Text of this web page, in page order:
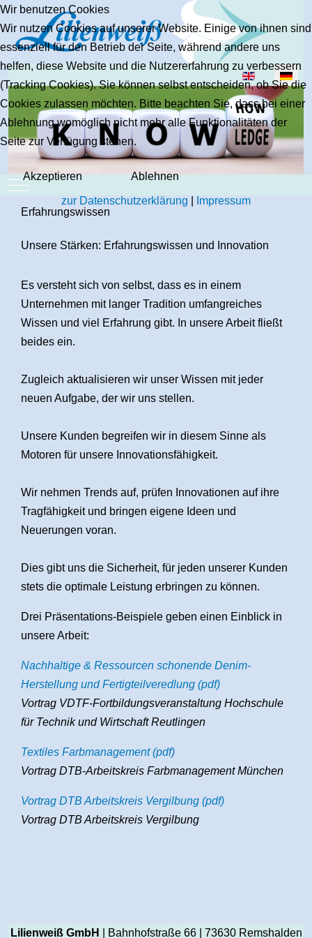
Sprache
Mobile Menu Toggle
Erfahrungswissen
Unsere Stärken: Erfahrungswissen und Innovation
Es versteht sich von selbst, dass es in einem
Unternehmen mit langer Tradition umfangreiches
Wissen und viel Erfahrung gibt. In unsere Arbeit fließt
beides ein.
Zugleich aktualisieren wir unser Wissen mit jeder
neuen Aufgabe, der wir uns stellen.
Unsere Kunden begreifen wir in diesem Sinne als
Motoren für unsere Innovationsfähigkeit.
Wir nehmen Trends auf, prüfen Innovationen auf ihre
Tragfähigkeit und bringen eigene Ideen und
Neuerungen voran.
Dies gibt uns die Sicherheit, für jeden unserer Kunden
stets die optimale Leistung erbringen zu können.
Drei Präsentations-Beispiele geben einen Einblick in
unsere Arbeit:
Nachhaltige & Ressourcen schonende Denim-
Herstellung und Fertigteilveredlung (pdf)
Vortrag VDTF-Fortbildungsveranstaltung Hochschule
für Technik und Wirtschaft Reutlingen
Textiles Farbmanagement (pdf)
Vortrag DTB-Arbeitskreis Farbmanagement München
Vortrag DTB Arbeitskreis Vergilbung (pdf)
Vortrag DTB Arbeitskreis Vergilbung
Lilienweiß GmbH | Bahnhofstraße 66 | 73630 Remshalden
Wir benutzen Cookies
Wir nutzen Cookies auf unserer Website. Einige von ihnen sind
essenziell für den Betrieb der Seite, während andere uns
helfen, diese Website und die Nutzererfahrung zu verbessern
(Tracking Cookies). Sie können selbst entscheiden, ob Sie die
Cookies zulassen möchten. Bitte beachten Sie, dass bei einer
Ablehnung womöglich nicht mehr alle Funktionalitäten der
Seite zur Verfügung stehen.
Akzeptieren Ablehnen
zur Datenschutzerklärung Impressum